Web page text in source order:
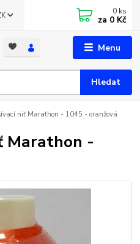
Menu
Hledat
0 ks
za 0 Kč
niť Marathon - 1045 - oranžová
Marathon -